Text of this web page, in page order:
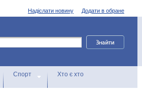
Додати в обране
Надіслати новину
Спорт Хто є хто